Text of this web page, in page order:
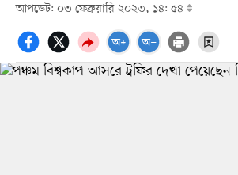
আপডেট: ০৩ ফেব্রুয়ারি ২০২৩, ১৪: ৫৪